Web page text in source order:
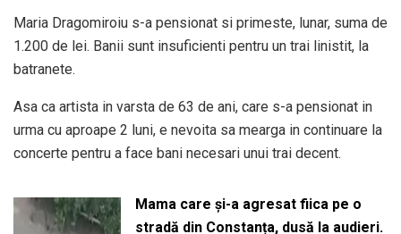
Maria Dragomiroiu s-a pensionat si primeste, lunar, suma de
1.200 de lei. Banii sunt insuficienti pentru un trai linistit, la
batranete.
Asa ca artista in varsta de 63 de ani, care s-a pensionat in
urma cu aproape 2 luni, e nevoita sa mearga in continuare la
concerte pentru a face bani necesari unui trai decent.
Mama care și-a agresat fiica pe o
stradă din Constanța, dusă la audieri.